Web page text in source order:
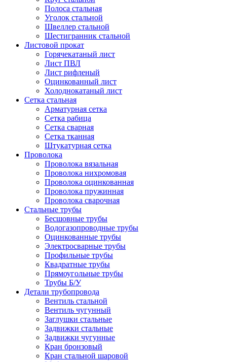
Полоса стальная
Уголок стальной
Швеллер стальной
Шестигранник стальной
Листовой прокат
Горячекатаный лист
Лист ПВЛ
Лист рифленый
Оцинкованный лист
Холоднокатаный лист
Сетка стальная
Арматурная сетка
Сетка рабица
Сетка сварная
Сетка тканная
Штукатурная сетка
Проволока
Проволока вязальная
Проволока нихромовая
Проволока оцинкованная
Проволока пружинная
Проволока сварочная
Стальные трубы
Бесшовные трубы
Водогазопроводные трубы
Оцинкованные трубы
Электросварные трубы
Профильные трубы
Квадратные трубы
Прямоугольные трубы
Трубы Б/У
Детали трубопровода
Вентиль стальной
Вентиль чугунный
Заглушки стальные
Задвижки стальные
Задвижки чугунные
Кран бронзовый
Кран стальной шаровой